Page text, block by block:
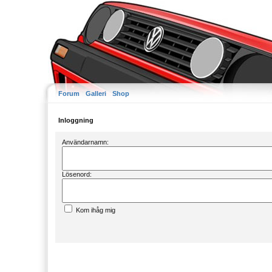
Forum Galleri Shop
Inloggning
Användarnamn:
Lösenord:
Kom ihåg mig